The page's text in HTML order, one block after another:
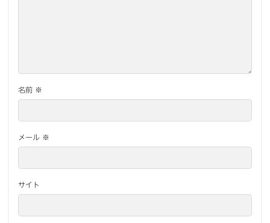
名前 ※
メール ※
サイト